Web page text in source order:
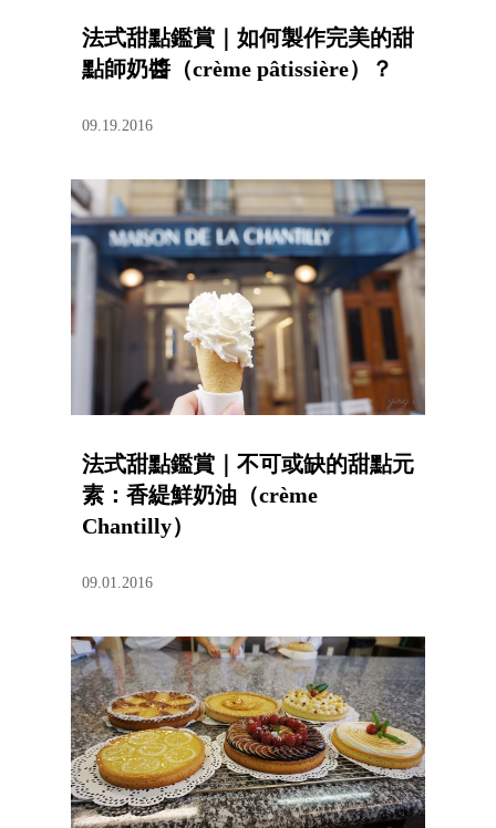
法式甜點鑑賞｜如何製作完美的甜
點師奶醬（crème pâtissière）？
09.19.2016
法式甜點鑑賞｜不可或缺的甜點元
素：香緹鮮奶油（crème
Chantilly）
09.01.2016